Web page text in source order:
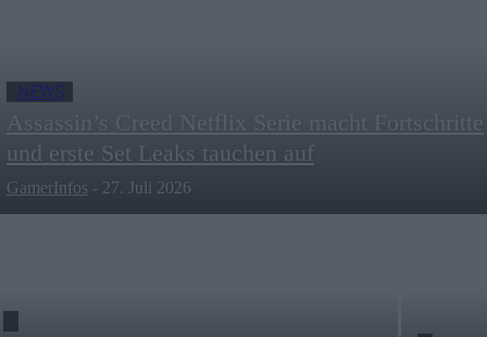
.NEWS
Assassin’s Creed Netflix Serie macht Fortschritte
und erste Set Leaks tauchen auf
GamerInfos - 27. Juli 2026